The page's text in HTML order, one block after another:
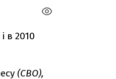
в 2010
(CBO),